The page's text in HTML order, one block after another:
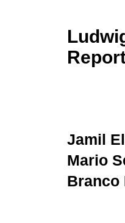
Jamil
Mario
Branco